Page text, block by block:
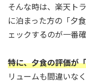
そんな時は、楽天ト
に泊まった方の「夕
ェックするのが一番
特に、夕食の評価が
リュームも間違いな